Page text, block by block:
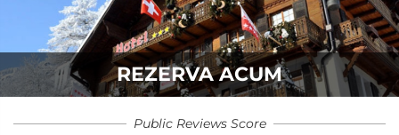
REZERVA ACUM
Public Reviews Score